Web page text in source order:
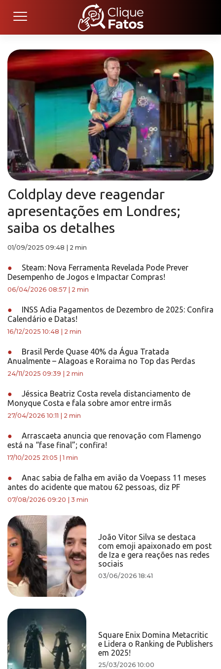
Coldplay deve reagendar
apresentações em Londres;
saiba os detalhes
01/09/2025 09:48 2 min
●
Steam: Nova Ferramenta Revelada Pode Prever
Desempenho de Jogos e Impactar Compras!
06/04/2026 08:57 2 min
●
INSS Adia Pagamentos de Dezembro de 2025: Confira
Calendário e Datas!
16/12/2025 10:48 2 min
●
Brasil Perde Quase 40% da Água Tratada
Anualmente – Alagoas e Roraima no Top das Perdas
24/11/2025 09:39 2 min
●
Jéssica Beatriz Costa revela distanciamento de
Monyque Costa e fala sobre amor entre irmãs
27/04/2026 10:11 2 min
●
Arrascaeta anuncia que renovação com Flamengo
está na “fase final”; confira!
17/10/2025 21:05 |1 min
●
Anac sabia de falha em avião da Voepass 11 meses
antes do acidente que matou 62 pessoas, diz PF
07/08/2026 09:20 3 min
João Vitor Silva se destaca
com emoji apaixonado em post
de Iza e gera reações nas redes
sociais
03/06/2026 18:41
Square Enix Domina Metacritic
e Lidera o Ranking de Publishers
em 2025!
25/03/2026 10:00